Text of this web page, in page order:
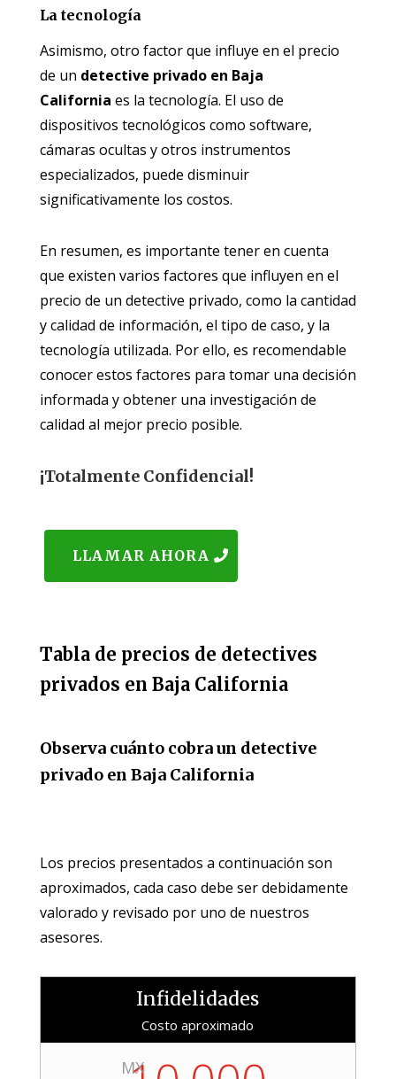
La tecnología
Asimismo, otro factor que influye en el precio
de un detective privado en Baja
California es la tecnología. El uso de
dispositivos tecnológicos como software,
cámaras ocultas y otros instrumentos
especializados, puede disminuir
significativamente los costos.
En resumen, es importante tener en cuenta
que existen varios factores que influyen en el
precio de un detective privado, como la cantidad
y calidad de información, el tipo de caso, y la
tecnología utilizada. Por ello, es recomendable
conocer estos factores para tomar una decisión
informada y obtener una investigación de
calidad al mejor precio posible.
¡Totalmente Confidencial!
LLAMAR AHORA
Tabla de precios de detectives
privados en Baja California
Observa cuánto cobra un detective
privado en Baja California
Los precios presentados a continuación son
aproximados, cada caso debe ser debidamente
valorado y revisado por uno de nuestros
asesores.
Infidelidades
Costo aproximado
MX